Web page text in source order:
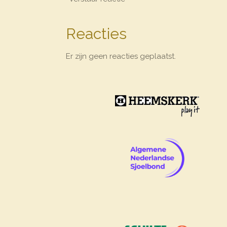
Reacties
Er zijn geen reacties geplaatst.